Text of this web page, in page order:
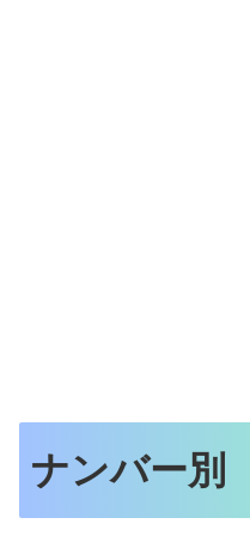
ナンバー別